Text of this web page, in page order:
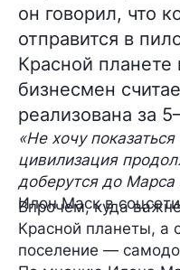
он говорил, что
отправится в
Красной
бизнесмен
реализована за
«Не хочу
цивилизация
доберутся до Марса
Илон Маск в
Впрочем, куда
Красной планеты, а
поселение —